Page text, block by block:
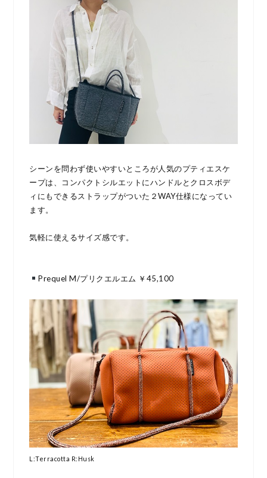
シーンを問わず使いやすいところが人気のプティエスケ
ープは、コンパクトシルエットにハンドルとクロスボデ
ィにもできるストラップがついた２WAY仕様になってい
ます。
気軽に使えるサイズ感です。
Prequel M/プリクエルエム ￥45,100
L:Terracotta R:Husk